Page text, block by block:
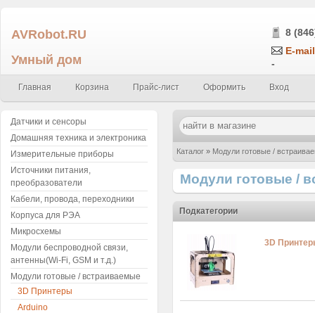
AVRobot.RU
Умный дом
8
E-
-
Главная Корзина Прайс-лист Оформить Вход
Каталог » Модули готовые /
Модули готовые /
Подкатегории
3D
Датчики и сенсоры
Домашняя техника и электроника
Измерительные приборы
Источники питания,
преобразователи
Кабели, провода, переходники
Корпуса для РЭА
Микросхемы
Модули беспроводной связи,
антенны(Wi-Fi, GSM и т.д.)
Модули готовые / встраиваемые
3D Принтеры
Arduino